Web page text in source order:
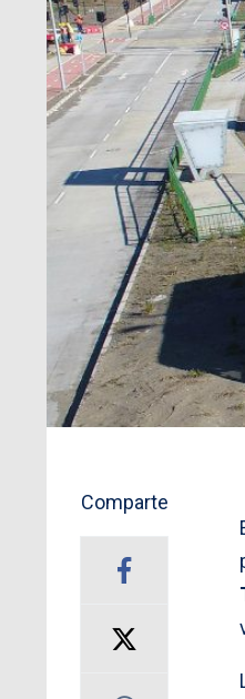
Comparte